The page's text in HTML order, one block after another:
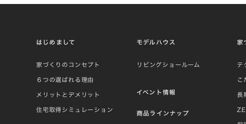
はじめまして
家づくりのコンセプト
６つの選ばれる理由
メリットとデメリット
住宅取得シミュレーション
モデルハウス
リビングショールーム
イベント情報
商品ラインナップ
家
テ
こ
長